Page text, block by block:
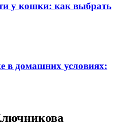
у кошки: как выбрать
в домашних условиях: